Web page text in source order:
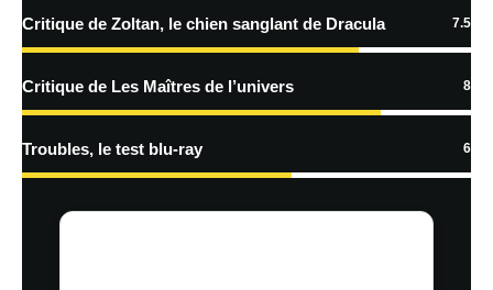
Critique de Zoltan, le chien sanglant de Dracula 7.5
Critique de Les Maîtres de l’univers 8
Troubles, le test blu-ray 6